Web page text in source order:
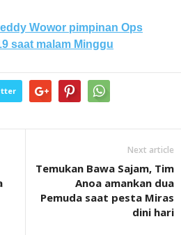
Wowor pimpinan Ops
saat malam Minggu
Next article
Temukan Bawa Sajam, Tim
Anoa amankan dua
Pemuda saat pesta Miras
dini hari